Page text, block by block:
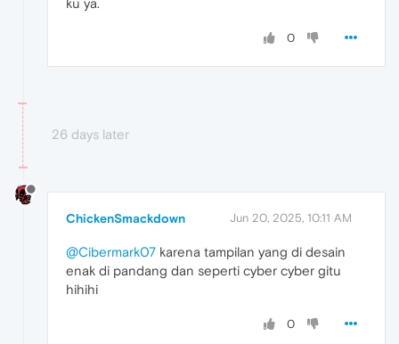
0
26 days later
ChickenSmackdown Jun 20, 2025, 10:11 AM
@Cibermark07 karena tampilan yang di desain
enak di pandang dan seperti cyber cyber gitu
hihihi
0